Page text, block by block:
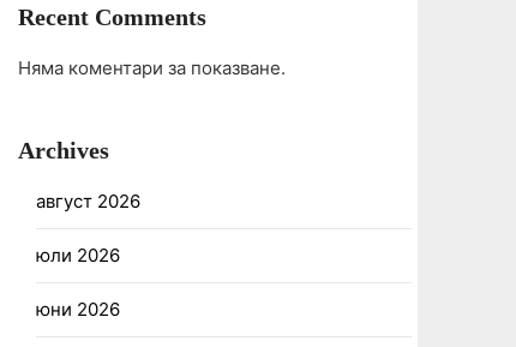
Recent Comments
Няма коментари за показване.
Archives
август 2026
юли 2026
юни 2026